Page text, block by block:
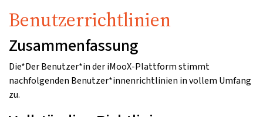
Benutzerrichtlinien
Zusammenfassung
Die*Der Benutzer*in der iMooX-Plattform stimmt
nachfolgenden Benutzer*innenrichtlinien in vollem Umfang
zu.